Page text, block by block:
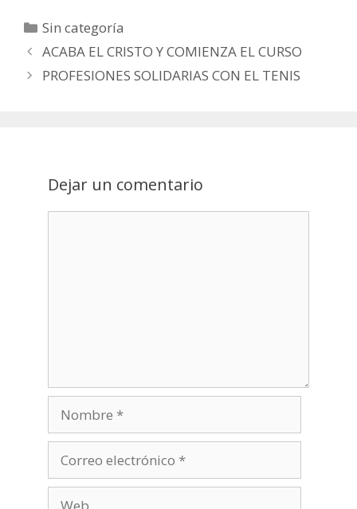
Categorías
Sin categoría
Post
navigation
ACABA EL CRISTO Y COMIENZA EL CURSO
PROFESIONES SOLIDARIAS CON EL TENIS
Dejar un comentario
electrónico